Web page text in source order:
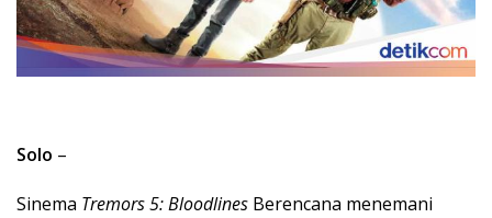
Solo –
Sinema Tremors 5: Bloodlines Berencana menemani